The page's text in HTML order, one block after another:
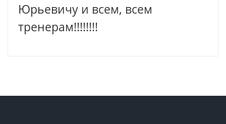
Юрьевичу и всем, всем
тренерам!!!!!!!!